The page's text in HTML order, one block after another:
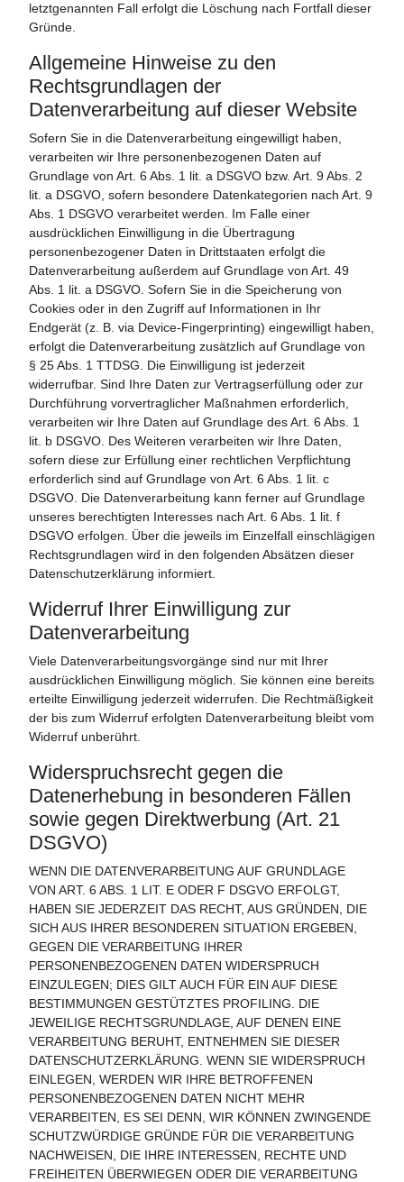
letztgenannten Fall erfolgt die Löschung nach Fortfall dieser
Gründe.
Allgemeine Hinweise zu den
Rechtsgrundlagen der
Datenverarbeitung auf dieser Website
Sofern Sie in die Datenverarbeitung eingewilligt haben,
verarbeiten wir Ihre personenbezogenen Daten auf
Grundlage von Art. 6 Abs. 1 lit. a DSGVO bzw. Art. 9 Abs. 2
lit. a DSGVO, sofern besondere Datenkategorien nach Art. 9
Abs. 1 DSGVO verarbeitet werden. Im Falle einer
ausdrücklichen Einwilligung in die Übertragung
personenbezogener Daten in Drittstaaten erfolgt die
Datenverarbeitung außerdem auf Grundlage von Art. 49
Abs. 1 lit. a DSGVO. Sofern Sie in die Speicherung von
Cookies oder in den Zugriff auf Informationen in Ihr
Endgerät (z. B. via Device-Fingerprinting) eingewilligt haben,
erfolgt die Datenverarbeitung zusätzlich auf Grundlage von
§ 25 Abs. 1 TTDSG. Die Einwilligung ist jederzeit
widerrufbar. Sind Ihre Daten zur Vertragserfüllung oder zur
Durchführung vorvertraglicher Maßnahmen erforderlich,
verarbeiten wir Ihre Daten auf Grundlage des Art. 6 Abs. 1
lit. b DSGVO. Des Weiteren verarbeiten wir Ihre Daten,
sofern diese zur Erfüllung einer rechtlichen Verpflichtung
erforderlich sind auf Grundlage von Art. 6 Abs. 1 lit. c
DSGVO. Die Datenverarbeitung kann ferner auf Grundlage
unseres berechtigten Interesses nach Art. 6 Abs. 1 lit. f
DSGVO erfolgen. Über die jeweils im Einzelfall einschlägigen
Rechtsgrundlagen wird in den folgenden Absätzen dieser
Datenschutzerklärung informiert.
Widerruf Ihrer Einwilligung zur
Datenverarbeitung
Viele Datenverarbeitungsvorgänge sind nur mit Ihrer
ausdrücklichen Einwilligung möglich. Sie können eine bereits
erteilte Einwilligung jederzeit widerrufen. Die Rechtmäßigkeit
der bis zum Widerruf erfolgten Datenverarbeitung bleibt vom
Widerruf unberührt.
Widerspruchsrecht gegen die
Datenerhebung in besonderen Fällen
sowie gegen Direktwerbung (Art. 21
DSGVO)
WENN DIE DATENVERARBEITUNG AUF GRUNDLAGE
VON ART. 6 ABS. 1 LIT. E ODER F DSGVO ERFOLGT,
HABEN SIE JEDERZEIT DAS RECHT, AUS GRÜNDEN, DIE
SICH AUS IHRER BESONDEREN SITUATION ERGEBEN,
GEGEN DIE VERARBEITUNG IHRER
PERSONENBEZOGENEN DATEN WIDERSPRUCH
EINZULEGEN; DIES GILT AUCH FÜR EIN AUF DIESE
BESTIMMUNGEN GESTÜTZTES PROFILING. DIE
JEWEILIGE RECHTSGRUNDLAGE, AUF DENEN EINE
VERARBEITUNG BERUHT, ENTNEHMEN SIE DIESER
DATENSCHUTZERKLÄRUNG. WENN SIE WIDERSPRUCH
EINLEGEN, WERDEN WIR IHRE BETROFFENEN
PERSONENBEZOGENEN DATEN NICHT MEHR
VERARBEITEN, ES SEI DENN, WIR KÖNNEN ZWINGENDE
SCHUTZWÜRDIGE GRÜNDE FÜR DIE VERARBEITUNG
NACHWEISEN, DIE IHRE INTERESSEN, RECHTE UND
FREIHEITEN ÜBERWIEGEN ODER DIE VERARBEITUNG